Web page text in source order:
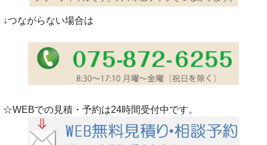
↓つながらない場合は
☆WEBでの見積・予約は24時間受付中です。